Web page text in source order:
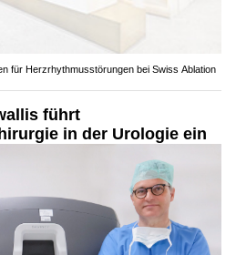
für Herzrhythmusstörungen bei Swiss Ablation
führt
in der Urologie ein